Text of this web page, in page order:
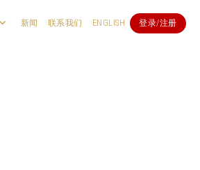
新闻 联系我们 ENGLISH 登录/注册